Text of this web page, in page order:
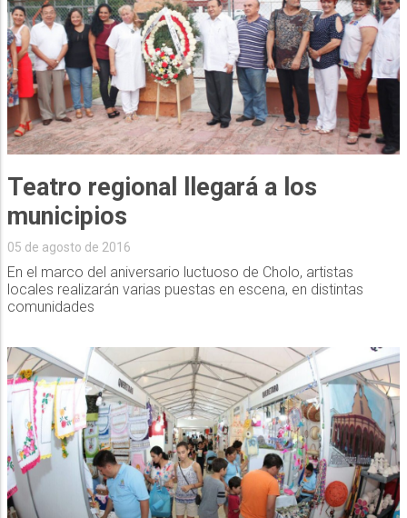
Teatro regional llegará a los
municipios
05 de agosto de 2016
En el marco del aniversario luctuoso de Cholo, artistas
locales realizarán varias puestas en escena, en distintas
comunidades